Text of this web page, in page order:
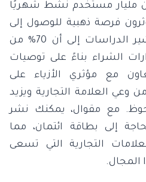
من مليار مستخدم نشط شهريًا
فرصة ذهبية للوصول إلى
جمهور واسع ومتنوع. تشير الدراسات إلى أن 70% من
الشراء بناءً على توصيات
مع مؤثري الأزياء على
وعي العلامة التجارية ويزيد
مع مقوال، يمكنك نشر
إلى بطاقة ائتمان، مما
التجارية التي تسعى
المجال.